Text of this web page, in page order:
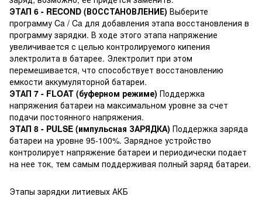
ЭТАП 6 - RECOND (ВОССТАНОВЛЕНИЕ) Выберите
программу Ca / Ca для добавления этапа восстановления в
программу зарядки. В ходе этого этапа напряжение
увеличивается с целью контролируемого кипения
электролита в батарее. Электролит при этом
перемешивается, что способствует восстановлению
емкости аккумуляторной батареи.
ЭТАП 7 - FLOAT (буферном режиме) Поддержка
напряжения батареи на максимальном уровне за счет
подачи постоянного напряжения.
ЭТАП 8 - PULSE (импульсная ЗАРЯДКА) Поддержка заряда
батареи на уровне 95-100%. Зарядное устройство
контролирует напряжение батареи и периодически подает
на нее ток, тем самым поддерживая полный заряд батареи.
Этапы зарядки литиевых АКБ